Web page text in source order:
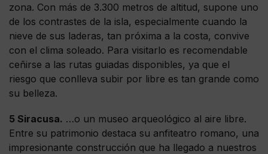
zona. Con más de 3.300 metros de altitud, supone uno
de los contrastes de la isla, especialmente cuando la
nieve de sus laderas, tan próxima a la costa, convive
con el clima soleado. Para visitarlo es recomendable
ceñirse a las rutas guiadas disponibles, ya que el
riesgo que conlleva subir por libre es tan grande como
su belleza.
5 Siracusa. …o un museo arqueológico al aire libre.
Entre su patrimonio destaca su anfiteatro romano, una
impresionante construcción que ha llegado a nuestros